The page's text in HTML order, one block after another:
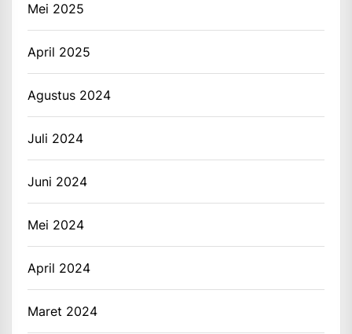
Mei 2025
April 2025
Agustus 2024
Juli 2024
Juni 2024
Mei 2024
April 2024
Maret 2024